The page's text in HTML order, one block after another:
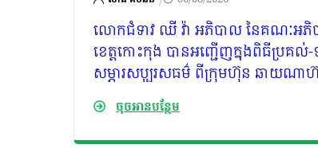
លោកជំទាវ ឈី វ៉ា អភិបាល នៃគណៈអភិ
ខេត្តកោះកុង បានអញ្ជើញក្នុងពិធីប្រគ
សម្ភារសប្បុរសធម៌ ពីក្រុមហ៊ុន ឆាយណាហ៊
China Huadian Company ជូនដល់
មណ្ឌលថែទាំកុមាររបស់រដ្ឋខេត្តកោះកុង
ចុចអានបន្ថែម